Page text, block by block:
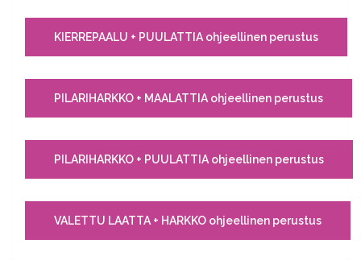
KIERREPAALU + PUULATTIA ohjeellinen perustus
PILARIHARKKO + MAALATTIA ohjeellinen perustus
PILARIHARKKO + PUULATTIA ohjeellinen perustus
VALETTU LAATTA + HARKKO ohjeellinen perustus